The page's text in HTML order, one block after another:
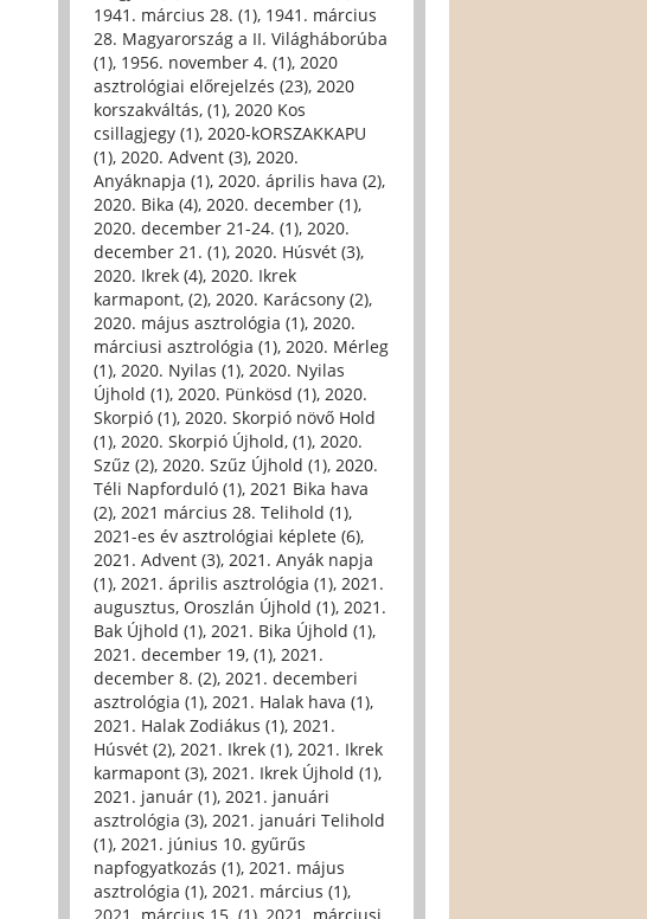
1941. március 28. (1), 1941. március
28. Magyarország a II. Világháborúba
(1), 1956. november 4. (1), 2020
asztrológiai előrejelzés (23), 2020
korszakváltás, (1), 2020 Kos
csillagjegy (1), 2020-kORSZAKKAPU
(1), 2020. Advent (3), 2020.
Anyáknapja (1), 2020. április hava (2),
2020. Bika (4), 2020. december (1),
2020. december 21-24. (1), 2020.
december 21. (1), 2020. Húsvét (3),
2020. Ikrek (4), 2020. Ikrek
karmapont, (2), 2020. Karácsony (2),
2020. május asztrológia (1), 2020.
márciusi asztrológia (1), 2020. Mérleg
(1), 2020. Nyilas (1), 2020. Nyilas
Újhold (1), 2020. Pünkösd (1), 2020.
Skorpió (1), 2020. Skorpió növő Hold
(1), 2020. Skorpió Újhold, (1), 2020.
Szűz (2), 2020. Szűz Újhold (1), 2020.
Téli Napforduló (1), 2021 Bika hava
(2), 2021 március 28. Telihold (1),
2021-es év asztrológiai képlete (6),
2021. Advent (3), 2021. Anyák napja
(1), 2021. április asztrológia (1), 2021.
augusztus, Oroszlán Újhold (1), 2021.
Bak Újhold (1), 2021. Bika Újhold (1),
2021. december 19, (1), 2021.
december 8. (2), 2021. decemberi
asztrológia (1), 2021. Halak hava (1),
2021. Halak Zodiákus (1), 2021.
Húsvét (2), 2021. Ikrek (1), 2021. Ikrek
karmapont (3), 2021. Ikrek Újhold (1),
2021. január (1), 2021. januári
asztrológia (3), 2021. januári Telihold
(1), 2021. június 10. gyűrűs
napfogyatkozás (1), 2021. május
asztrológia (1), 2021. március (1),